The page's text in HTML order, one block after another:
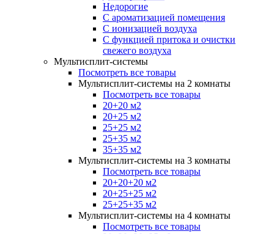
Недорогие
С ароматизацией помещения
С ионизацией воздуха
С функцией притока и очистки
свежего воздуха
Мультисплит-системы
Посмотреть все товары
Мультисплит-системы на 2 комнаты
Посмотреть все товары
20+20 м2
20+25 м2
25+25 м2
25+35 м2
35+35 м2
Мультисплит-системы на 3 комнаты
Посмотреть все товары
20+20+20 м2
20+25+25 м2
25+25+35 м2
Мультисплит-системы на 4 комнаты
Посмотреть все товары